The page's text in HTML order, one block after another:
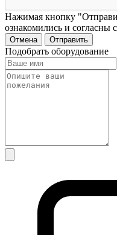
Нажимая кнопку
ознакомились и согласны с
Отмена Отправить
Подобрать оборудование